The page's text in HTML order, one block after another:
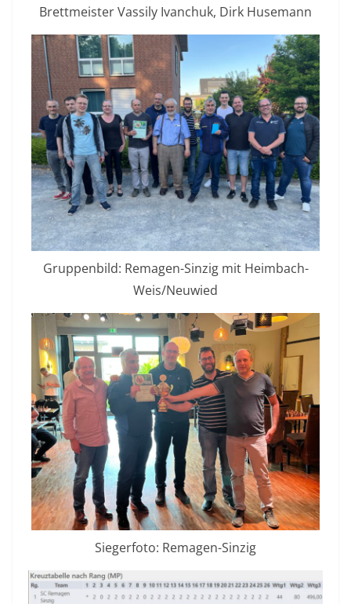
Brettmeister Vassily Ivanchuk, Dirk Husemann
Gruppenbild: Remagen-Sinzig mit Heimbach-
Weis/Neuwied
Siegerfoto: Remagen-Sinzig